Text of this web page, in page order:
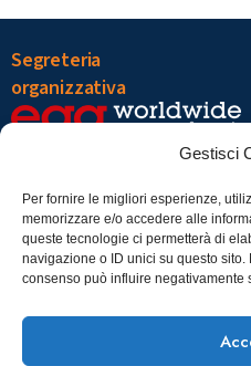
Gestisci
Per fornire le migliori esperienze,
memorizzare e/o accedere alle
queste tecnologie ci permetterà di
navigazione o ID unici su questo sito.
consenso può influire negativamente
Segreteria
organizzativa
Tel.: 06328121
infoaiic2026@ega.it